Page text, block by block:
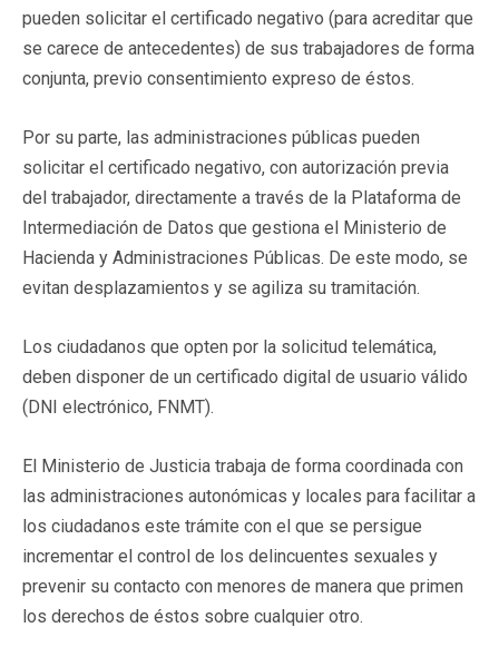
pueden solicitar el certificado negativo (para acreditar que
se carece de antecedentes) de sus trabajadores de forma
conjunta, previo consentimiento expreso de éstos.
Por su parte, las administraciones públicas pueden
solicitar el certificado negativo, con autorización previa
del trabajador, directamente a través de la Plataforma de
Intermediación de Datos que gestiona el Ministerio de
Hacienda y Administraciones Públicas. De este modo, se
evitan desplazamientos y se agiliza su tramitación.
Los ciudadanos que opten por la solicitud telemática,
deben disponer de un certificado digital de usuario válido
(DNI electrónico, FNMT).
El Ministerio de Justicia trabaja de forma coordinada con
las administraciones autonómicas y locales para facilitar a
los ciudadanos este trámite con el que se persigue
incrementar el control de los delincuentes sexuales y
prevenir su contacto con menores de manera que primen
los derechos de éstos sobre cualquier otro.